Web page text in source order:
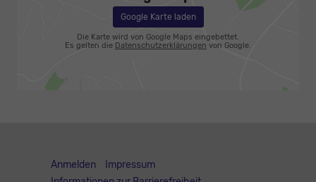
Google Karte laden
Die Karte wird von Google Maps eingebettet.
Es gelten die Datenschutzerklärungen von Google.
Anmelden
Impressum